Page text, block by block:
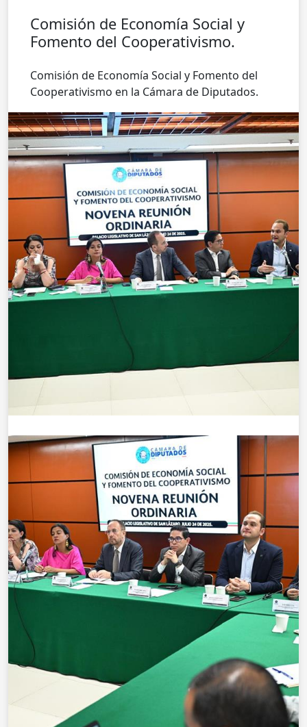
Comisión de Economía Social y
Fomento del Cooperativismo.
Comisión de Economía Social y Fomento del
Cooperativismo en la Cámara de Diputados.